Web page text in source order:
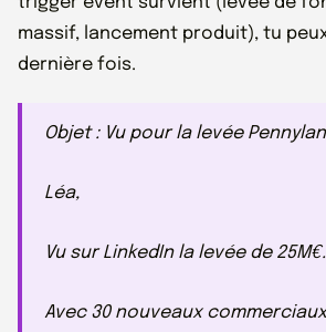
massif, lancement produit), tu
dernière fois.
Objet : Vu pour la levée
Léa,
Vu sur LinkedIn la levée de
Avec 30 nouveaux